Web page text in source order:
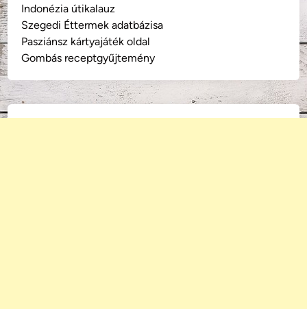
Indonézia útikalauz
Szegedi Éttermek adatbázisa
Pasziánsz kártyajáték oldal
Gombás receptgyűjtemény